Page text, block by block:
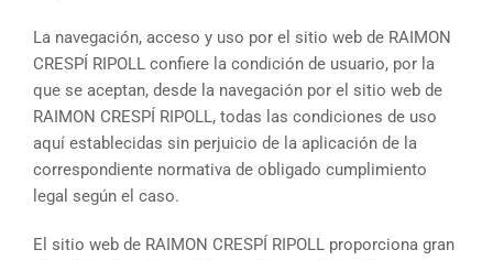
La navegación, acceso y uso por el sitio web de RAIMON
CRESPÍ RIPOLL confiere la condición de usuario, por la
que se aceptan, desde la navegación por el sitio web de
RAIMON CRESPÍ RIPOLL, todas las condiciones de uso
aquí establecidas sin perjuicio de la aplicación de la
correspondiente normativa de obligado cumplimiento
legal según el caso.
El sitio web de RAIMON CRESPÍ RIPOLL proporciona gran